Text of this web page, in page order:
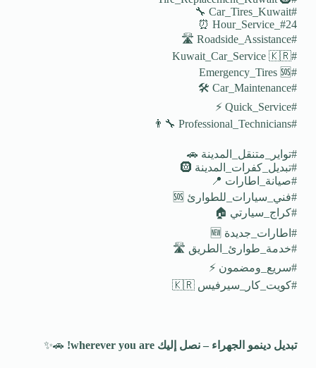
#Car_Tires_Kuwait 🔧
#24_Hour_Service ⏰
#Roadside_Assistance 🛣️
#Kuwait_Car_Service 🇰🇷
#Emergency_Tires 🆘
#Car_Maintenance 🛠️
#Quick_Service ⚡
#Professional_Technicians 👨‍🔧
#تواير_متنقل_المدينة 🚗
#تبديل_كفرات_المدينة 🛞
#صيانة_اطارات 📍
#فني_سيارات_للطوارئ 🆘
#كراج_سيارتي 🏠
#اطارات_جديدة 🆕
#خدمة_طوارئ_الطريق 🛣️
#سريع_ومضمون ⚡
#كويت_كار_سيرفيس 🇰🇷
تبديل دينمو الجهراء – نصل إليك 🚗✨